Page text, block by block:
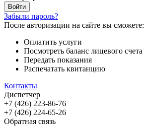
Забыли пароль?
После авторизации на сайте вы сможете:
Оплатить услуги
Посмотреть баланс лицевого счета
Передать показания
Распечатать квитанцию
Контакты
Диспетчер
+7 (426) 223-86-76
+7 (426) 224-65-26
Обратная связь